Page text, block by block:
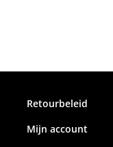
Retourbeleid
Mijn account